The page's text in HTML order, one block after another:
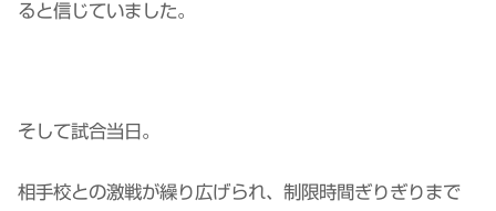
ると信じていました。
そして試合当日。
相手校との激戦が繰り広げられ、制限時間ぎりぎりまで